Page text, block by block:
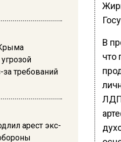
за требований
арест экс-
В
что